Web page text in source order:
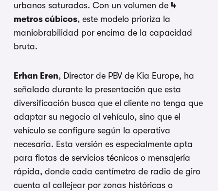
urbanos saturados. Con un volumen de 4
metros cúbicos, este modelo prioriza la
maniobrabilidad por encima de la capacidad
bruta.
Erhan Eren, Director de PBV de Kia Europe, ha
señalado durante la presentación que esta
diversificación busca que el cliente no tenga que
adaptar su negocio al vehículo, sino que el
vehículo se configure según la operativa
necesaria. Esta versión es especialmente apta
para flotas de servicios técnicos o mensajería
rápida, donde cada centímetro de radio de giro
cuenta al callejear por zonas históricas o